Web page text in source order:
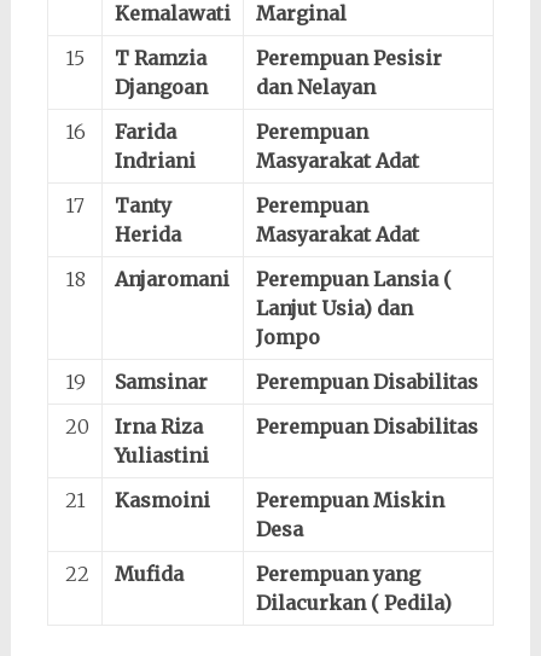
Kemalawati
Marginal
15
T Ramzia
Djangoan
Perempuan Pesisir
dan Nelayan
16
Farida
Indriani
Perempuan
Masyarakat Adat
17
Tanty
Herida
Perempuan
Masyarakat Adat
18
Anjaromani
Perempuan Lansia (
Lanjut Usia) dan
Jompo
19
Samsinar
Perempuan Disabilitas
20
Irna Riza
Yuliastini
Perempuan Disabilitas
21 Kasmoini
Perempuan Miskin
Desa
22
Mufida
Perempuan yang
Dilacurkan ( Pedila)